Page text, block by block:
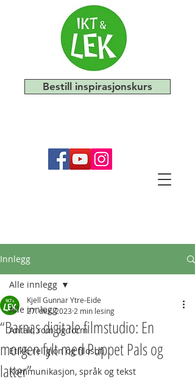
Bestill inspirasjonskurs
Innlegg
Alle innlegg
Antall, rom og form
Etikk, religion og filosofi
Kommunikasjon, språk og tekst
Alle innlegg
“Barnas digitale filmstudio: En
morgen fylt med Puppet Pals og
latter”
Kjell Gunnar Ytre-Eide
27. des. 2023 2 min lesing